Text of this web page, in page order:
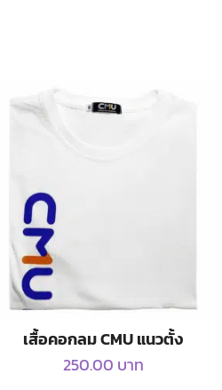
เสื้อคอกลม CMU แนวตั้ง
250.00 บาท